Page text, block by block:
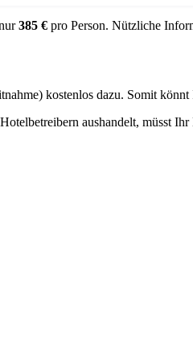
385 € pro Person. Nützliche
kostenlos dazu. Somit
aushandelt, müsst